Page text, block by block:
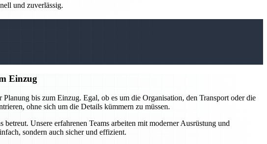
und zuverlässig.
Einzug
bis zum Einzug. Egal, ob es um die Organisation, den Transport oder die
ohne sich um die Details kümmern zu müssen.
Unsere erfahrenen Teams arbeiten mit moderner Ausrüstung und
sondern auch sicher und effizient.